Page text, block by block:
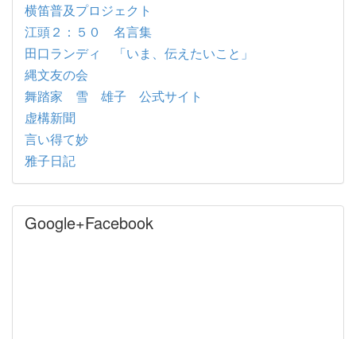
横笛普及プロジェクト
江頭２：５０ 名言集
田口ランディ 「いま、伝えたいこと」
縄文友の会
舞踏家 雪 雄子 公式サイト
虚構新聞
言い得て妙
雅子日記
Google+Facebook